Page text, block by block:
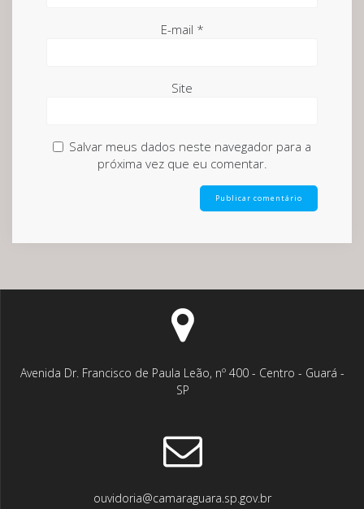
E-mail *
Site
Salvar meus dados neste navegador para a
próxima vez que eu comentar.
Avenida Dr. Francisco de Paula Leão, nº 400 - Centro - Guará -
SP
ouvidoria@camaraguara.sp.gov.br